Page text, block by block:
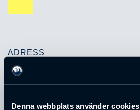
Denna webbplats använder cookies
ADRESS
Åsboholmsgatan 6
POSTNUMMER
STAD